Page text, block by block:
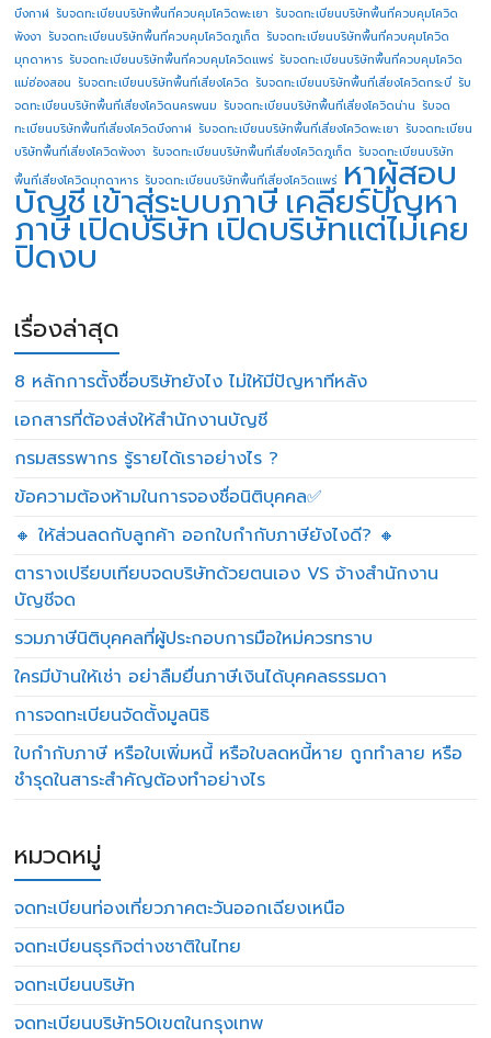
บึงกาฬ รับจดทะเบียนบริษัทพื้นที่ควบคุมโควิดพะเยา รับจดทะเบียนบริษัทพื้นที่ควบคุมโควิด
พังงา รับจดทะเบียนบริษัทพื้นที่ควบคุมโควิดภูเก็ต รับจดทะเบียนบริษัทพื้นที่ควบคุมโควิด
มุกดาหาร รับจดทะเบียนบริษัทพื้นที่ควบคุมโควิดแพร่ รับจดทะเบียนบริษัทพื้นที่ควบคุมโควิด
แม่ฮ่องสอน รับจดทะเบียนบริษัทพื้นที่เสี่ยงโควิด รับจดทะเบียนบริษัทพื้นที่เสี่ยงโควิดกระบี่ รับ
จดทะเบียนบริษัทพื้นที่เสี่ยงโควิดนครพนม รับจดทะเบียนบริษัทพื้นที่เสี่ยงโควิดน่าน รับจด
ทะเบียนบริษัทพื้นที่เสี่ยงโควิดบึงกาฬ รับจดทะเบียนบริษัทพื้นที่เสี่ยงโควิดพะเยา รับจดทะเบียน
บริษัทพื้นที่เสี่ยงโควิดพังงา รับจดทะเบียนบริษัทพื้นที่เสี่ยงโควิดภูเก็ต รับจดทะเบียนบริษัท
พื้นที่เสี่ยงโควิดมุกดาหาร รับจดทะเบียนบริษัทพื้นที่เสี่ยงโควิดแพร่ หาผู้สอบ
บัญชี เข้าสู่ระบบภาษี เคลียร์ปัญหา
ภาษีเปิดบริษัทเปิดบริษัทแต่ไม่เคย
ปิดงบ
เรื่องล่าสุด
8 หลักการตั้งชื่อบริษัทยังไง ไม่ให้มีปัญหาทีหลัง
เอกสารที่ต้องส่งให้สำนักงานบัญชี
กรมสรรพากร รู้รายได้เราอย่างไร ?
ข้อความต้องห้ามในการจองชื่อนิติบุคคล✅
🔸 ให้ส่วนลดกับลูกค้า ออกใบกำกับภาษียังไงดี? 🔸
ตารางเปรียบเทียบจดบริษัทด้วยตนเอง VS จ้างสำนักงาน
บัญชีจด
รวมภาษีนิติบุคคลที่ผู้ประกอบการมือใหม่ควรทราบ
ใครมีบ้านให้เช่า อย่าลืมยื่นภาษีเงินได้บุคคลธรรมดา
การจดทะเบียนจัดตั้งมูลนิธิ
ใบกำกับภาษี หรือใบเพิ่มหนี้ หรือใบลดหนี้หาย ถูกทำลาย หรือ
ชำรุดในสาระสำคัญต้องทำอย่างไร
หมวดหมู่
จดทะเบียนท่องเที่ยวภาคตะวันออกเฉียงเหนือ
จดทะเบียนธุรกิจต่างชาติในไทย
จดทะเบียนบริษัท
จดทะเบียนบริษัท50เขตในกรุงเทพ